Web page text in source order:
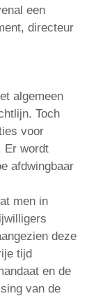
een
directeur
algemeen
Toch
voor
Er wordt
afdwingbaar
men in
deze
tijd
en de
van de